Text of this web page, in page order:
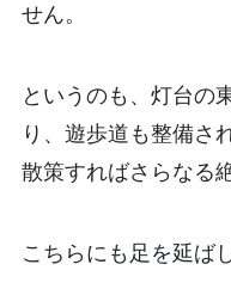
せん。
というのも、灯台の
り、遊歩道も整備さ
散策すればさらなる
こちらにも足を延ば